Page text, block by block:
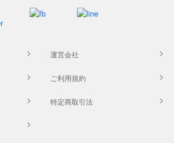
運営会社
ご利用規約
特定商取引法